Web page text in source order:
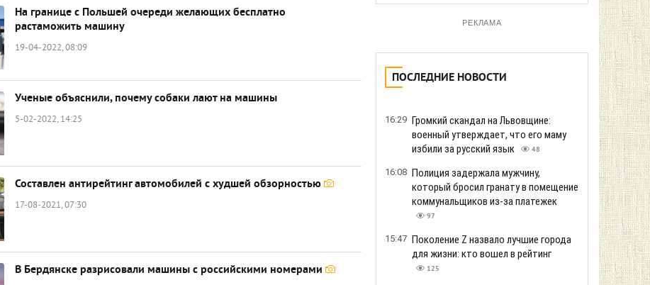
На границе с Польшей очереди желающих бесплатно
растаможить машину
19-04-2022, 08:09
Ученые объяснили, почему собаки лают на машины
5-02-2022, 14:25
Составлен антирейтинг автомобилей с худшей обзорностью
17-08-2021, 07:30
В Бердянске разрисовали машины с российскими номерами
РЕКЛАМА
ПОСЛЕДНИЕ НОВОСТИ
16:29 Громкий скандал на Львовщине:
военный утверждает, что его маму
избили за русский язык
48
16:08 Полиция задержала мужчину,
который бросил гранату в помещение
коммунальщиков из-за платежек
97
15:47 Поколение Z назвало лучшие города
для жизни: кто вошел в рейтинг
125